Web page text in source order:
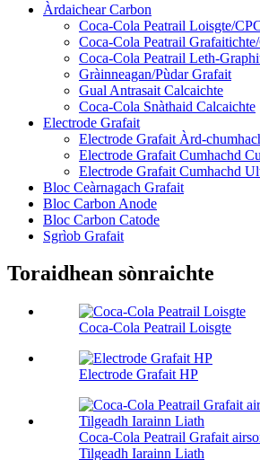
Àrdaichear Carbon
Coca-Cola Peatrail Loisgte/
Coca-Cola Peatrail
Coca-Cola Peatrail Leth-
Gràinneagan/Pùdar Grafait
Gual Antrasait Calcaichte
Coca-Cola Snàthaid Calcaichte
Electrode Grafait
Electrode Grafait Àrd-
Electrode Grafait Cumhachd
Electrode Grafait Cumhachd
Bloc Ceàrnagach Grafait
Bloc Carbon Anode
Bloc Carbon Catode
Sgrìob Grafait
Toraidhean sònraichte
Coca-Cola Peatrail Loisgte
Electrode Grafait HP
Coca-Cola Peatrail Grafait
Tilgeadh Iarainn Liath